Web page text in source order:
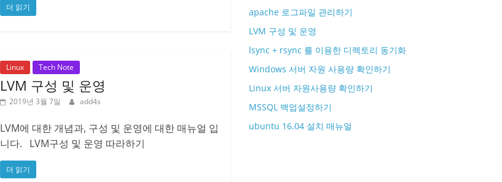
더 읽기
Linux Tech Note
LVM 구성 및 운영
2019년 3월 7일 add4s
LVM에 대한 개념과, 구성 및 운영에 대한 매뉴얼 입
니다. LVM구성 및 운영 따라하기
더 읽기
apache 로그파일 관리하기
LVM 구성 및 운영
lsync + rsync 를 이용한 디렉토리 동기화
Windows 서버 자원 사용량 확인하기
Linux 서버 자원사용량 확인하기
MSSQL 백업설정하기
ubuntu 16.04 설치 매뉴얼